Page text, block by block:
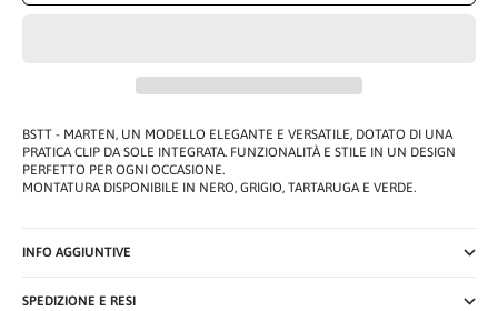
BSTT - MARTEN, UN MODELLO ELEGANTE E VERSATILE, DOTATO DI UNA
PRATICA CLIP DA SOLE INTEGRATA. FUNZIONALITÀ E STILE IN UN DESIGN
PERFETTO PER OGNI OCCASIONE.
MONTATURA DISPONIBILE IN NERO, GRIGIO, TARTARUGA E VERDE.
INFO AGGIUNTIVE
SPEDIZIONE E RESI